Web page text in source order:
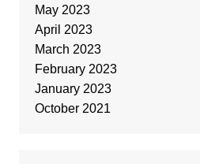
May 2023
April 2023
March 2023
February 2023
January 2023
October 2021